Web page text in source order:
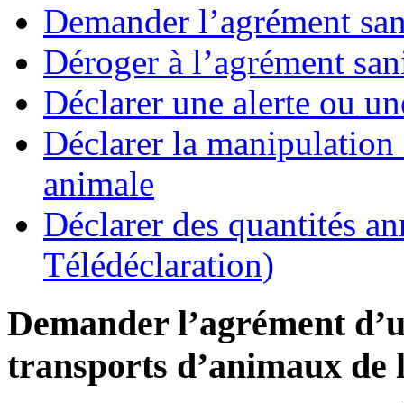
Demander l’agrément
Déroger à l’agrément
Déclarer une alerte ou
Déclarer la manipulation
animale
Déclarer des quantités
Télédéclaration)
Demander l’agrément
transports d’animaux de